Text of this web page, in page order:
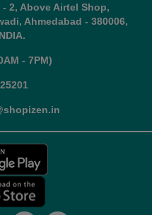
2, Above Airtel Shop,
Ahmedabad - 380006,
- 7PM)